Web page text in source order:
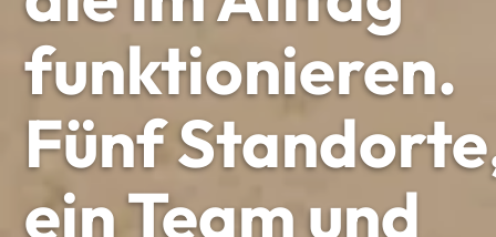
funktionieren.
Fünf
ein Team und